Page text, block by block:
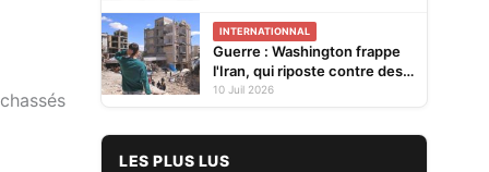
INTERNATIONNAL
Guerre : Washington frappe
l'Iran, qui riposte contre des
alliés des États-Unis dans le
10 Juil 2026
LES PLUS LUS